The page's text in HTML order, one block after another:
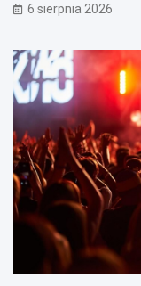
6 sierpnia 2026